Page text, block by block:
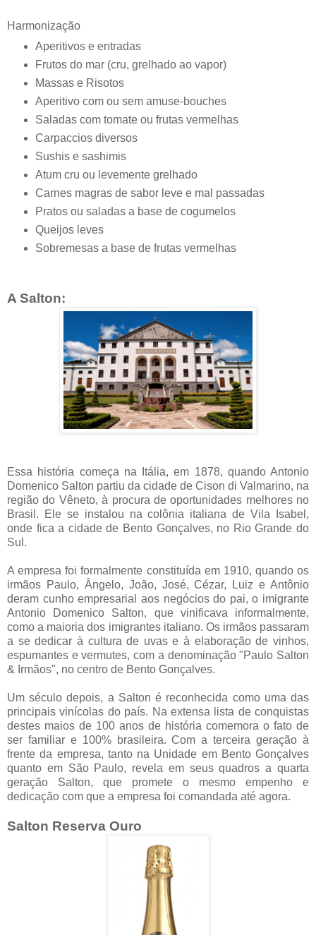
Harmonização
Aperitivos e entradas
Frutos do mar (cru, grelhado ao vapor)
Massas e Risotos
Aperitivo com ou sem amuse-bouches
Saladas com tomate ou frutas vermelhas
Carpaccios diversos
Sushis e sashimis
Atum cru ou levemente grelhado
Carnes magras de sabor leve e mal passadas
Pratos ou saladas a base de cogumelos
Queijos leves
Sobremesas a base de frutas vermelhas
A Salton:
Essa história começa na Itália, em 1878, quando Antonio
Domenico Salton partiu da cidade de Cison di Valmarino, na
região do Vêneto, à procura de oportunidades melhores no
Brasil. Ele se instalou na colônia italiana de Vila Isabel,
onde fica a cidade de Bento Gonçalves, no Rio Grande do
Sul.
A empresa foi formalmente constituída em 1910, quando os
irmãos Paulo, Ângelo, João, José, Cézar, Luiz e Antônio
deram cunho empresarial aos negócios do pai, o imigrante
Antonio Domenico Salton, que vinificava informalmente,
como a maioria dos imigrantes italiano. Os irmãos passaram
a se dedicar à cultura de uvas e à elaboração de vinhos,
espumantes e vermutes, com a denominação "Paulo Salton
& Irmãos", no centro de Bento Gonçalves.
Um século depois, a Salton é reconhecida como uma das
principais vinícolas do país. Na extensa lista de conquistas
destes maios de 100 anos de história comemora o fato de
ser familiar e 100% brasileira. Com a terceira geração à
frente da empresa, tanto na Unidade em Bento Gonçalves
quanto em São Paulo, revela em seus quadros a quarta
geração Salton, que promete o mesmo empenho e
dedicação com que a empresa foi comandada até agora.
Salton Reserva Ouro